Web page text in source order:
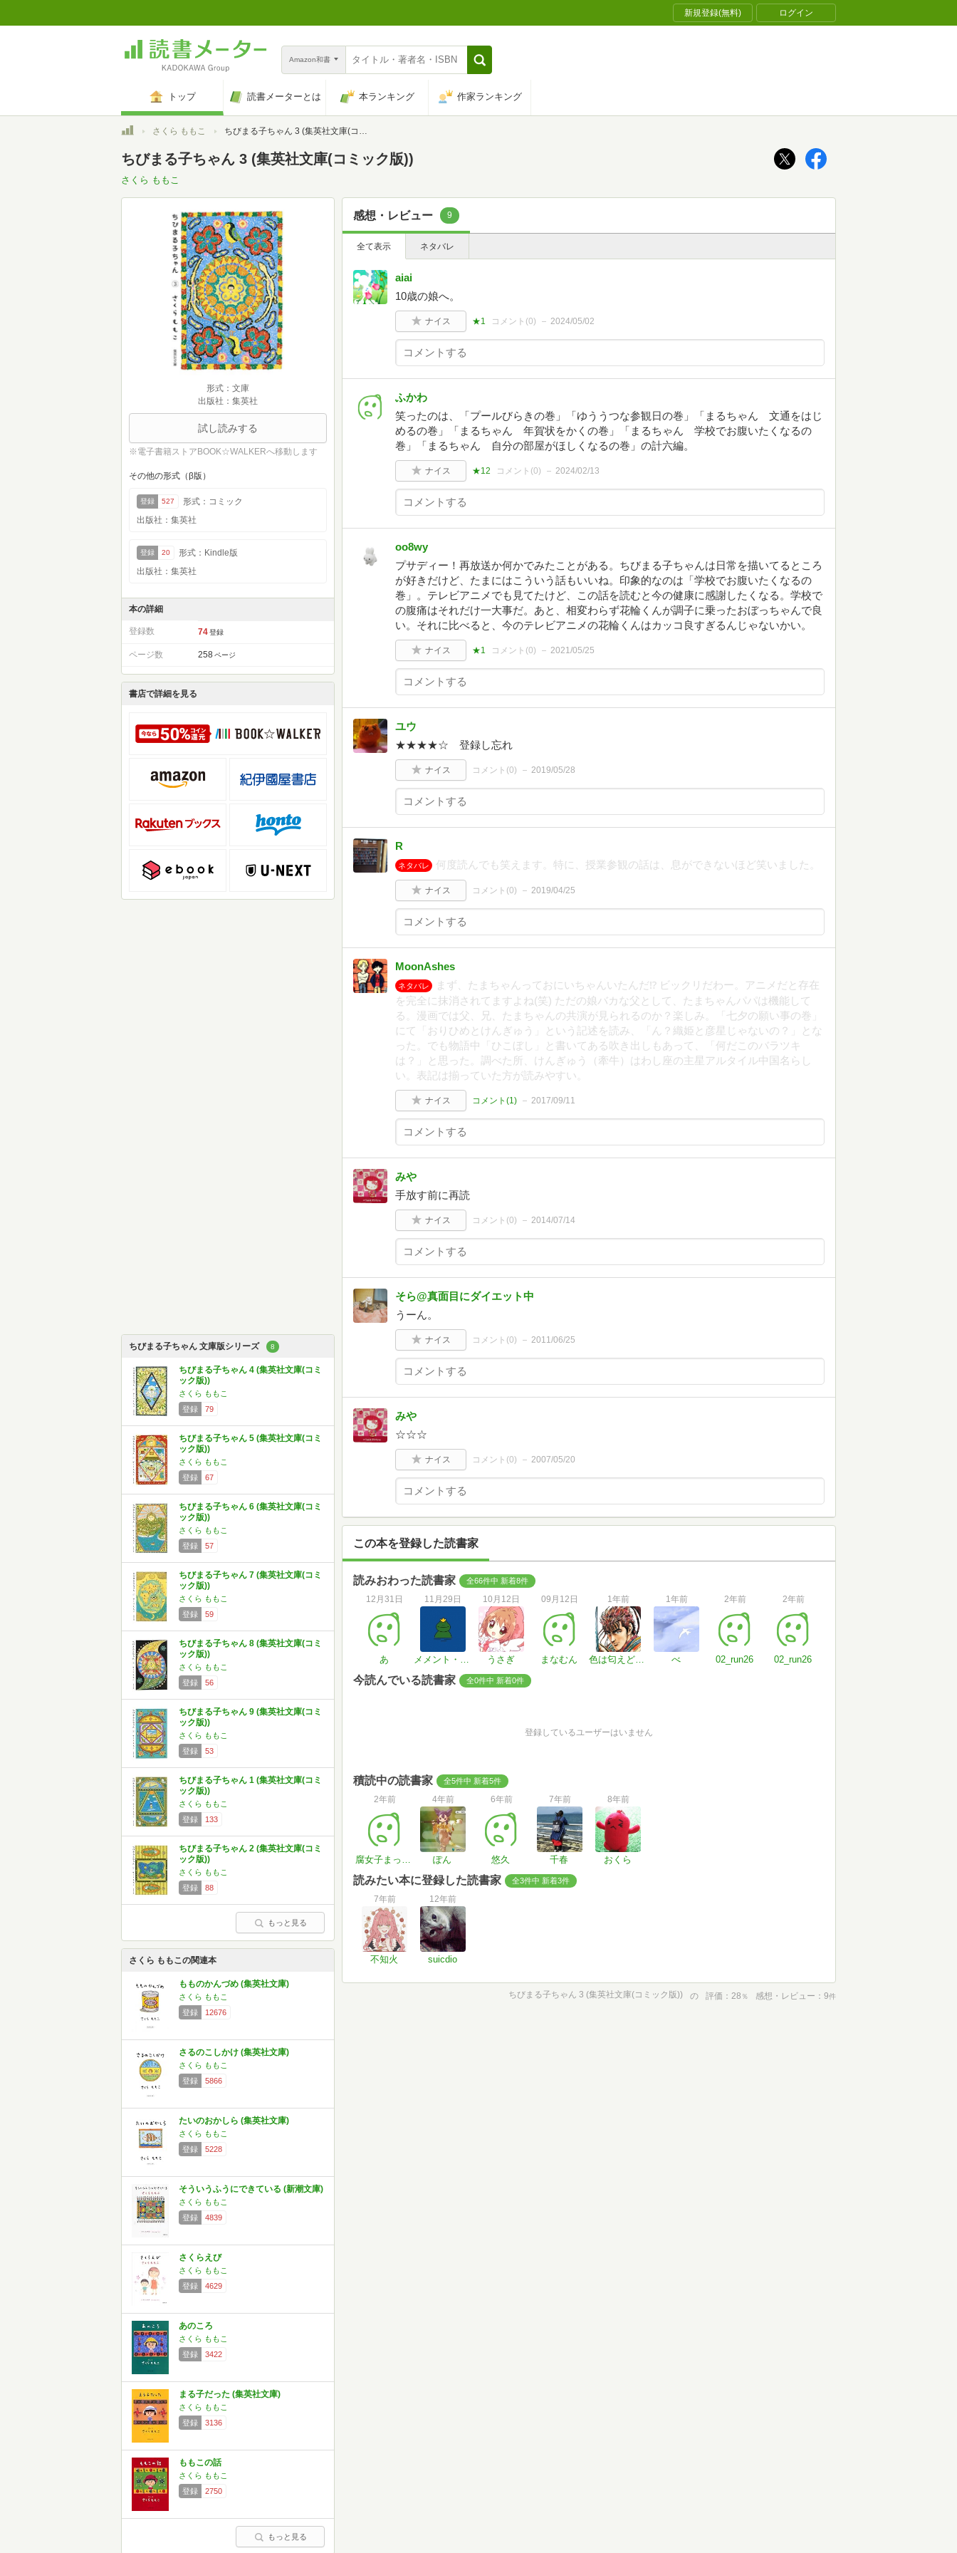
新規登録(無料) ログイン
Amazon和書
トップ 読書メーターとは 本ランキング 作家ランキング
トップさくら ももこ ちびまる子ちゃん 3 (集英社文庫(コミック版))
ちびまる子ちゃん 3 (集英社文庫(コミック版))
さくら ももこ
形式：文庫
出版社：集英社
試し読みする
※電子書籍ストアBOOK☆WALKERへ移動します
その他の形式（β版）
登録 527
形式：コミック
出版社：集英社
登録 20
形式：Kindle版
出版社：集英社
本の詳細
登録数 74 登録
ページ数 258 ページ
書店で詳細を見る
ちびまる子ちゃん 文庫版シリーズ 8
ちびまる子ちゃん 4 (集英社文庫(コミ
ック版))
さくら ももこ
登録
79
ちびまる子ちゃん 5 (集英社文庫(コミ
ック版))
さくら ももこ
登録
67
ちびまる子ちゃん 6 (集英社文庫(コミ
ック版))
さくら ももこ
登録
57
ちびまる子ちゃん 7 (集英社文庫(コミ
ック版))
さくら ももこ
登録
59
ちびまる子ちゃん 8 (集英社文庫(コミ
ック版))
さくら ももこ
登録
56
ちびまる子ちゃん 9 (集英社文庫(コミ
ック版))
さくら ももこ
登録
53
ちびまる子ちゃん 1 (集英社文庫(コミ
ック版))
さくら ももこ
登録
133
ちびまる子ちゃん 2 (集英社文庫(コミ
ック版))
さくら ももこ
登録
88
もっと見る
さくら ももこの関連本
もものかんづめ (集英社文庫)
さくら ももこ
登録
12676
さるのこしかけ (集英社文庫)
さくら ももこ
登録
5866
たいのおかしら (集英社文庫)
さくら ももこ
登録
5228
そういうふうにできている (新潮文庫)
さくら ももこ
登録
4839
さくらえび
さくら ももこ
登録
4629
あのころ
さくら ももこ
登録
3422
まる子だった (集英社文庫)
さくら ももこ
登録
3136
ももこの話
さくら ももこ
登録
2750
もっと見る
感想・レビュー 9
全て表示 ネタバレ
aiai
10歳の娘へ。
ナイス ★1 コメント(0) 2024/05/02
ふかわ
笑ったのは、「プールびらきの巻」「ゆううつな参観日の巻」「まるちゃん 文通をはじ
めるの巻」「まるちゃん 年賀状をかくの巻」「まるちゃん 学校でお腹いたくなるの
巻」「まるちゃん 自分の部屋がほしくなるの巻」の計六編。
ナイス ★12 コメント(0) 2024/02/13
oo8wy
プサディー！再放送か何かでみたことがある。ちびまる子ちゃんは日常を描いてるところ
が好きだけど、たまにはこういう話もいいね。印象的なのは「学校でお腹いたくなるの
巻」。テレビアニメでも見てたけど、この話を読むと今の健康に感謝したくなる。学校で
の腹痛はそれだけ一大事だ。あと、相変わらず花輪くんが調子に乗ったおぼっちゃんで良
い。それに比べると、今のテレビアニメの花輪くんはカッコ良すぎるんじゃないかい。
ナイス ★1 コメント(0) 2021/05/25
ユウ
★★★★☆ 登録し忘れ
ナイス コメント(0) 2019/05/28
R
ネタバレ 何度読んでも笑えます。特に、授業参観の話は、息ができないほど笑いました。
ナイス コメント(0) 2019/04/25
MoonAshes
ネタバレ
まず、たまちゃんっておにいちゃんいたんだ⁉ ビックリだわー。アニメだと存在
を完全に抹消されてますよね(笑) ただの娘バカな父として、たまちゃんパパは機能して
る。漫画では父、兄、たまちゃんの共演が見られるのか？楽しみ。「七夕の願い事の巻」
にて「おりひめとけんぎゅう」という記述を読み、「ん？織姫と彦星じゃないの？」とな
った。でも物語中「ひこぼし」と書いてある吹き出しもあって、「何だこのバラツキ
は？」と思った。調べた所、けんぎゅう（牽牛）はわし座の主星アルタイル中国名らし
い。表記は揃っていた方が読みやすい。
ナイス コメント(1) 2017/09/11
みや
手放す前に再読
ナイス コメント(0) 2014/07/14
そら@真面目にダイエット中
うーん。
ナイス コメント(0) 2011/06/25
みや
☆☆☆
ナイス コメント(0) 2007/05/20
この本を登録した読書家
読みおわった読書家 全66件中 新着8件
12月31日
あ
11月29日
メメント・モピ
10月12日
うさぎ
09月12日
まなむん
1年前
色は匂えど散りぬる漢
1年前
べ
2年前
02_run26
2年前
02_run26
今読んでいる読書家 全0件中 新着0件
登録しているユーザーはいません
積読中の読書家 全5件中 新着5件
2年前
腐女子まっしぐら
4年前
ぽん
6年前
悠久
7年前
千春
8年前
おくら
読みたい本に登録した読書家 全3件中 新着3件
7年前
不知火
12年前
suicdio
ちびまる子ちゃん 3 (集英社文庫(コミック版)) の 評価 28 ％ 感想・レビュー 9件